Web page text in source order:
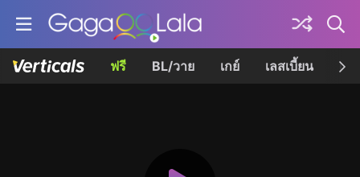
ฟรี BL/วาย เกย์ เลสเบี้ยน เค